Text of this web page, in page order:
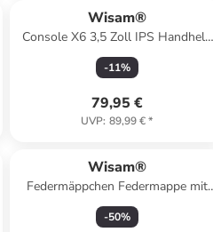
Wisam®
Console X6 3,5 Zoll IPS Handheld
Konsole
-11%
79,95 €
UVP: 89,99 €*
Wisam®
Federmäppchen Federmappe mit
Reißverschluss
-50%